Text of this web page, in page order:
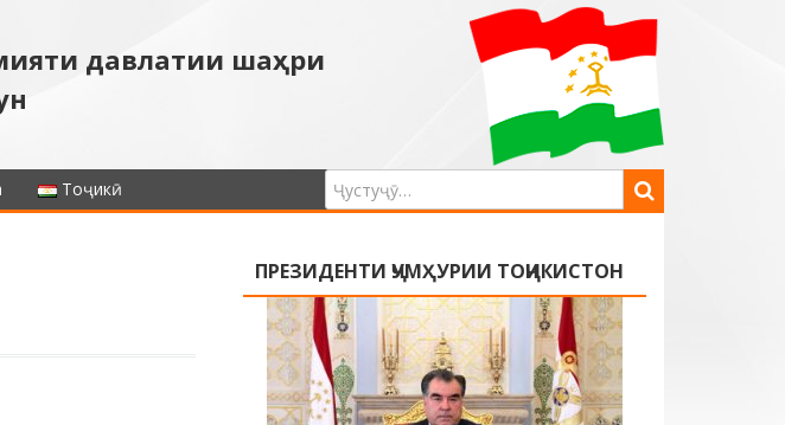
давлатии шаҳри
Тоҷикӣ
ПРЕЗИДЕНТИ ҶУМҲУРИИ ТОҶИКИСТОН